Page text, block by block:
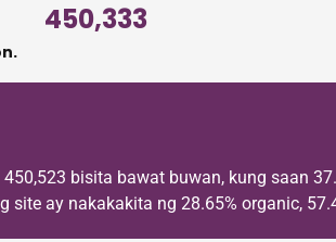
450,333
bisita bawat buwan, kung saan
site ay nakakakita ng 28.65% organic,